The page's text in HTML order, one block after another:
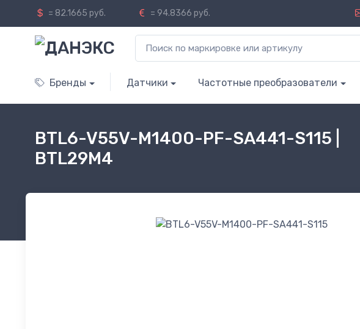
= 82.1665 руб. = 94.8366 руб.
Бренды Датчики Частотные преобразователи
BTL6-V55V-M1400-PF-SA441-S115 |
BTL29M4